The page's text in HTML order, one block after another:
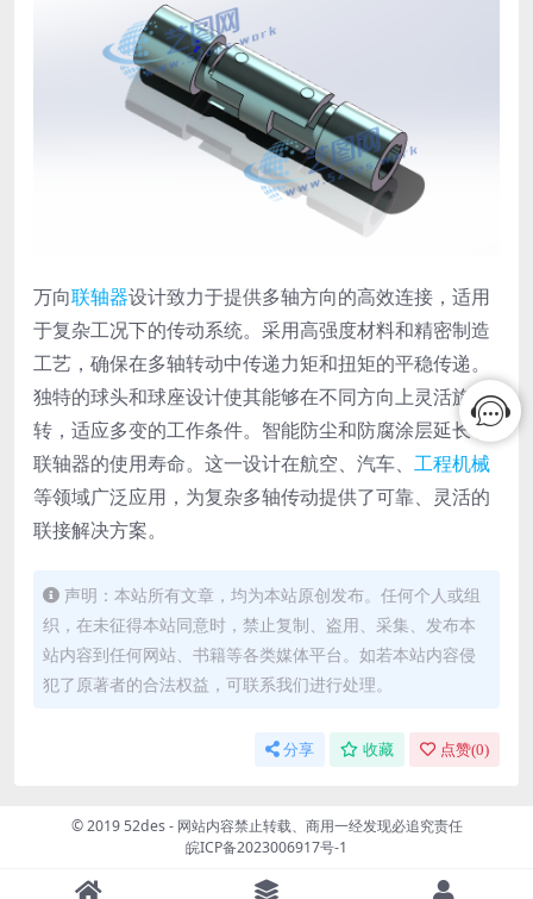
万向联轴器设计致力于提供多轴方向的高效连接，适用
于复杂工况下的传动系统。采用高强度材料和精密制造
工艺，确保在多轴转动中传递力矩和扭矩的平稳传递。
独特的球头和球座设计使其能够在不同方向上灵活旋
转，适应多变的工作条件。智能防尘和防腐涂层延长了
联轴器的使用寿命。这一设计在航空、汽车、 工程机械
等领域广泛应用，为复杂多轴传动提供了可靠、灵活的
联接解决方案。
声明：本站所有文章，均为本站原创发布。任何个人或组
织，在未征得本站同意时，禁止复制、盗用、采集、发布本
站内容到任何网站、书籍等各类媒体平台。如若本站内容侵
犯了原著者的合法权益，可联系我们进行处理。
分享 收藏 点赞(0)
© 2019 52des - 网站内容禁止转载、商用一经发现必追究责任
皖ICP备2023006917号-1